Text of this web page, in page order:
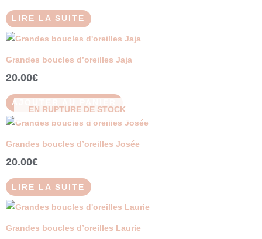
LIRE LA SUITE
Grandes boucles d’oreilles Jaja
20.00€
AJOUTER AU PANIER
EN RUPTURE DE STOCK
Grandes boucles d’oreilles Josée
20.00€
LIRE LA SUITE
Grandes boucles d’oreilles Laurie